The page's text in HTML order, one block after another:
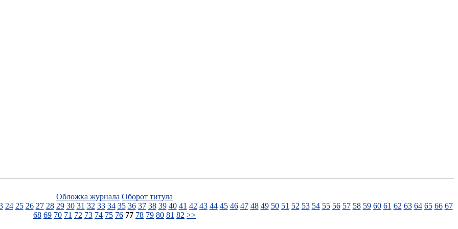
Обложка журнала Оборот титула
24 25 26 27 28 29 30 31 32 33 34 35 36 37 38 39 40 41 42 43 44 45 46 47 48 49 50 51 52 53 54 55 56 57 58 59 60 61 62 63 64 65 66 67
68 69 70 71 72 73 74 75 76 77 78 79 80 81 82 >>